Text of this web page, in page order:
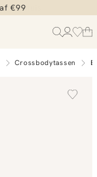
€99
Crossbodytassen